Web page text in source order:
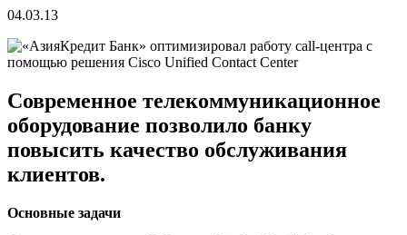
04.03.13
Современное телекоммуникационное
оборудование позволило банку
повысить качество обслуживания
клиентов.
Основные задачи